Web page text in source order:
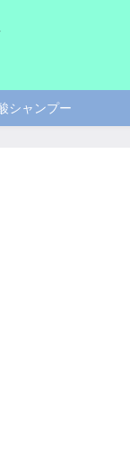
シャンプー